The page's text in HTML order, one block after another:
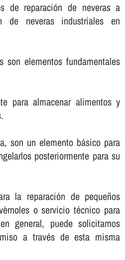
de reparación de neveras a
de neveras industriales en
son elementos fundamentales
para almacenar alimentos y
son un elemento básico para
posteriormente para su
la reparación de pequeños
o servicio técnico para
general, puede solicitarnos
a través de esta misma